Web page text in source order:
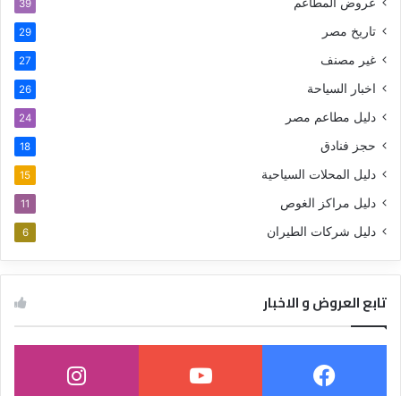
39
تاريخ مصر 29
غير مصنف 27
اخبار السياحة 26
دليل مطاعم مصر 24
حجز فنادق 18
دليل المحلات السياحية 15
دليل مراكز الغوص 11
دليل شركات الطيران 6
تابع العروض و الاخبار